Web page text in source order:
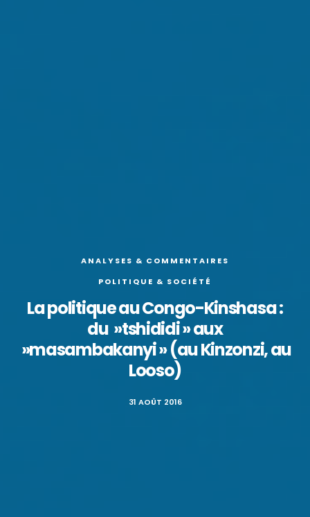
ANALYSES & COMMENTAIRES
POLITIQUE & SOCIÉTÉ
La politique au Congo-Kinshasa :
du »tshididi » aux
»masambakanyi » (au Kinzonzi, au
Looso)
31 AOÛT 2016